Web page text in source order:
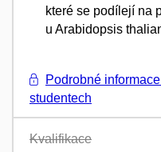
které se podílejí na
u Arabidopsis
Podrobné
studentech
Kvalifikace